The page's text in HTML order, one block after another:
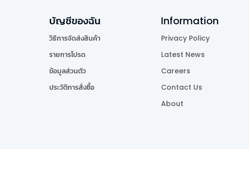
บัญชีของฉัน
วิธีการจัดส่งสินค้า
รายการโปรด
ข้อมูลส่วนตัว
ประวัติการสั่งซื้อ
Information
Privacy Policy
Latest News
Careers
Contact Us
About